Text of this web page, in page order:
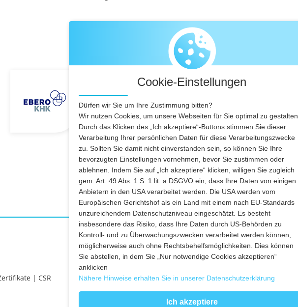
| CSR
Cookie-Einstellungen
Dürfen wir Sie um Ihre Zustimmung bitten?
Wir nutzen Cookies, um unsere Webseiten für Sie optimal zu gestalten.
Durch das Klicken des „Ich akzeptiere“-Buttons stimmen Sie dieser
Verarbeitung Ihrer persönlichen Daten für diese Verarbeitungszwecke
zu. Sollten Sie damit nicht einverstanden sein, so können Sie Ihre
bevorzugten Einstellungen vornehmen, bevor Sie zustimmen oder
ablehnen. Indem Sie auf „Ich akzeptiere“ klicken, willigen Sie zugleich
gem. Art. 49 Abs. 1 S. 1 lit. a DSGVO ein, dass Ihre Daten von einigen
Anbietern in den USA verarbeitet werden. Die USA werden vom
Europäischen Gerichtshof als ein Land mit einem nach EU-Standards
unzureichendem Datenschutzniveau eingeschätzt. Es besteht
insbesondere das Risiko, dass Ihre Daten durch US-Behörden zu
Kontroll- und zu Überwachungszwecken verarbeitet werden können,
möglicherweise auch ohne Rechtsbehelfsmöglichkeiten. Dies können
Sie abstellen, in dem Sie „Nur notwendige Cookies akzeptieren“
anklicken
Nähere Hinweise erhalten Sie in unserer Datenschutzerklärung
Ich akzeptiere